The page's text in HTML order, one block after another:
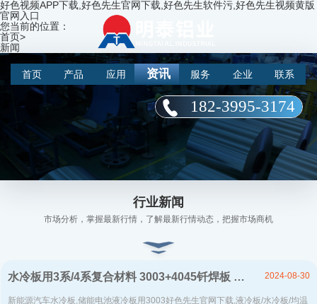
好色视频APP下载,好色先生官网下载,好色先生软件污,好色先生视频黄版
官网入口
首页 产品 应用 资讯 服务 企业 联系
182-3995-3174
您当前的位置：
首页>
新闻
为您推荐优
行业新闻
市场分析，掌握最新行情，了解最新行情动态，把握市场商机
水冷板用3系/4系复合材料 3003+4045钎焊板 支持定做
新能源汽车水冷板,储能电池液冷板用3003好色先生官网下载,液冷板/水冷板/均温
2024-08-30